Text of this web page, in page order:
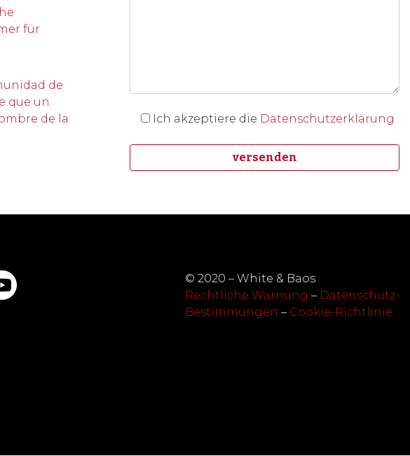
für
de
que un
de la
Ich akzeptiere die Datenschutzerklärung
© 2020 – White & Baos
Rechtliche Warnung – Datenschutz-
Bestimmungen – Cookie-Richtlinie